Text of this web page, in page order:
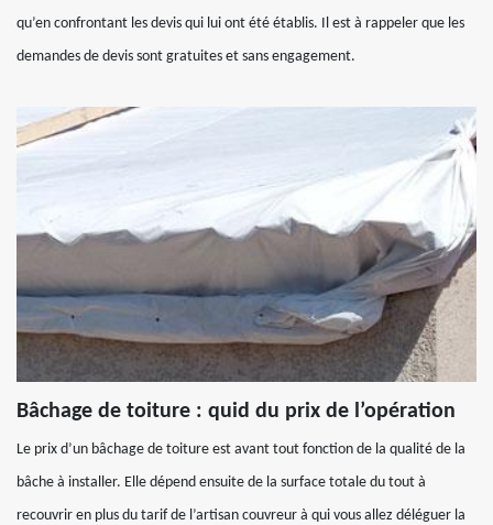
qu’en confrontant les devis qui lui ont été établis. Il est à rappeler que les
demandes de devis sont gratuites et sans engagement.
Bâchage de toiture : quid du prix de l’opération
Le prix d’un bâchage de toiture est avant tout fonction de la qualité de la
bâche à installer. Elle dépend ensuite de la surface totale du tout à
recouvrir en plus du tarif de l’artisan couvreur à qui vous allez déléguer la